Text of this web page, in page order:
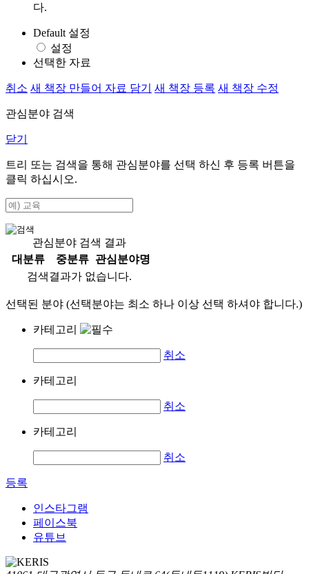
다.
Default 설정
설정
선택한 자료
취소 새 책장 만들어 자료 담기 새 책장 등록 새 책장 수정
관심분야 검색
닫기
트리 또는 검색을 통해 관심분야를 선택 하신 후 등록 버튼을
클릭 하십시오.
관심분야 검색 결과
대분류
중분류
관심분야명
검색결과가 없습니다.
선택된 분야 (선택분야는 최소 하나 이상 선택 하셔야 합니다.)
카테고리
취소
카테고리
취소
카테고리
취소
등록
인스타그램
페이스북
유튜브